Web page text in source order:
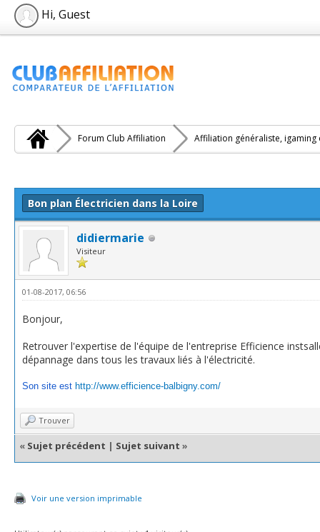
Hi, Guest
Forum Club Affiliation Affiliation généraliste, igaming
Bon plan Électricien dans la Loire
didiermarie
Visiteur
01-08-2017, 06:56
Bonjour,
Retrouver l'expertise de l'équipe de l'entreprise Efficience
dépannage dans tous les travaux liés à l'électricité.
Son site est http://www.efficience-balbigny.com/
Trouver
« Sujet précédent | Sujet suivant »
Voir une version imprimable